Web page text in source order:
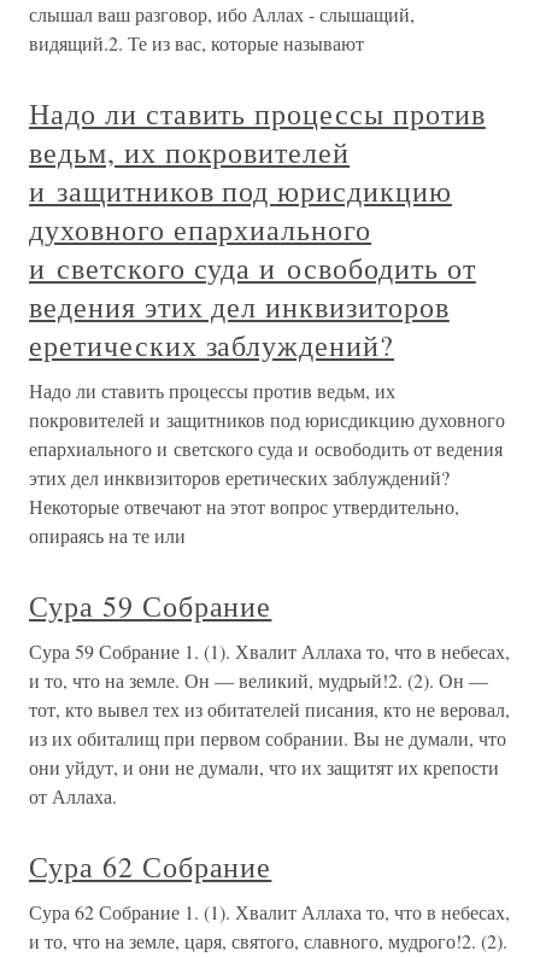
слышал ваш разговор, ибо Аллах - слышащий,
видящий.2. Те из вас, которые называют
Надо ли ставить процессы против
ведьм, их покровителей
и защитников под юрисдикцию
духовного епархиального
и светского суда и освободить от
ведения этих дел инквизиторов
еретических заблуждений?
Надо ли ставить процессы против ведьм, их
покровителей и защитников под юрисдикцию духовного
епархиального и светского суда и освободить от ведения
этих дел инквизиторов еретических заблуждений?
Некоторые отвечают на этот вопрос утвердительно,
опираясь на те или
Сура 59 Собрание
Сура 59 Собрание 1. (1). Хвалит Аллаха то, что в небесах,
и то, что на земле. Он — великий, мудрый!2. (2). Он —
тот, кто вывел тех из обитателей писания, кто не веровал,
из их обиталищ при первом собрании. Вы не думали, что
они уйдут, и они не думали, что их защитят их крепости
от Аллаха.
Сура 62 Собрание
Сура 62 Собрание 1. (1). Хвалит Аллаха то, что в небесах,
и то, что на земле, царя, святого, славного, мудрого!2. (2).